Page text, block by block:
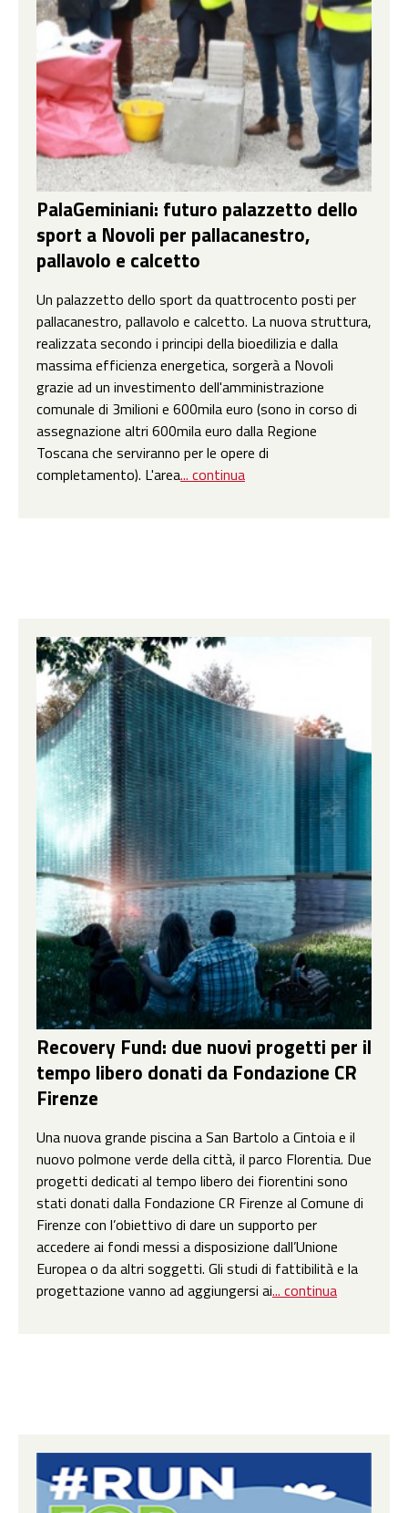
PalaGeminiani: futuro palazzetto dello
sport a Novoli per pallacanestro,
pallavolo e calcetto
Un palazzetto dello sport da quattrocento posti per
pallacanestro, pallavolo e calcetto. La nuova struttura,
realizzata secondo i principi della bioedilizia e dalla
massima efficienza energetica, sorgerà a Novoli
grazie ad un investimento dell'amministrazione
comunale di 3milioni e 600mila euro (sono in corso di
assegnazione altri 600mila euro dalla Regione
Toscana che serviranno per le opere di
completamento). L'area... continua
Recovery Fund: due nuovi progetti per il
tempo libero donati da Fondazione CR
Firenze
Una nuova grande piscina a San Bartolo a Cintoia e il
nuovo polmone verde della città, il parco Florentia. Due
progetti dedicati al tempo libero dei fiorentini sono
stati donati dalla Fondazione CR Firenze al Comune di
Firenze con l’obiettivo di dare un supporto per
accedere ai fondi messi a disposizione dall’Unione
Europea o da altri soggetti. Gli studi di fattibilità e la
progettazione vanno ad aggiungersi ai... continua